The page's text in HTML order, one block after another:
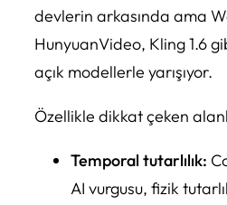
devlerin arkasında ama
HunyuanVideo, Kling 1.6
açık modellerle yarışıyor.
Özellikle dikkat çeken
Temporal tutarlılık:
AI vurgusu, fizik